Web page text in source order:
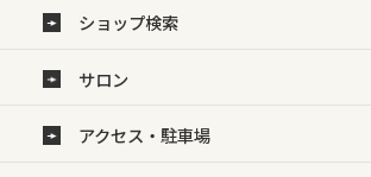
ショップ検索
サロン
アクセス・駐車場